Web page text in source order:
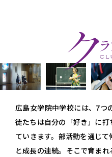
広島女学院中学校には、7つ
徒たちは自分の「好き」に
ていきます。部活動を通じ
と成長の連続。そこで育ま